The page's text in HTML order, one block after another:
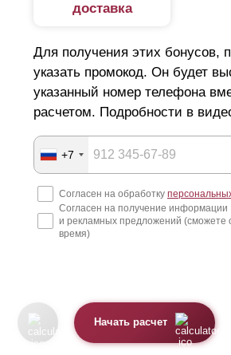
доставка
Для получения этих бонусов,
указать промокод. Он будет
указанный номер телефона
расчетом. Подробности в
+7
Согласен на обработку
Согласен на получение информации
и рекламных предложений (сможете
время)
Начать расчет